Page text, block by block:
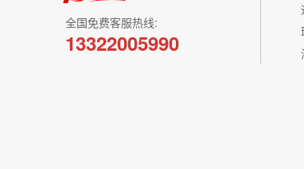
全国免费客服热线:
13322005990